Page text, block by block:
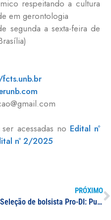
respeitando a cultura
em gerontologia
segunda a sexta-feira de
acessadas no Edital nº
nº 2/2025
PRÓXIMO
Seleção de bolsista Pro-DI: Publicidade e Propaganda ou Marketing